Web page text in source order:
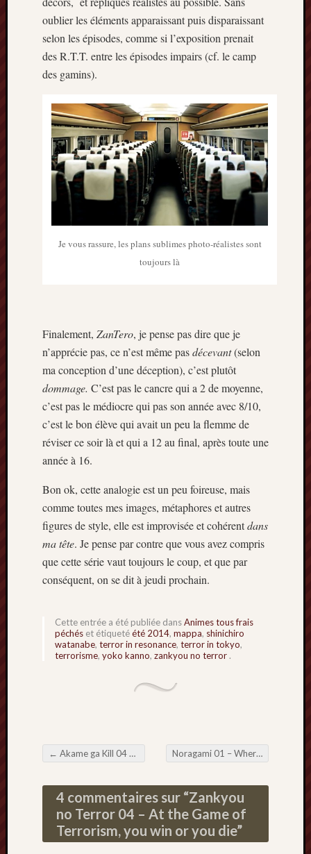
oublier les éléments apparaissant puis disparaissant
selon les épisodes, comme si l’exposition prenait
des R.T.T. entre les épisodes impairs (cf. le camp
des gamins).
Je vous rassure, les plans sublimes photo-réalistes sont
toujours là
Finalement, ZanTero, je pense pas dire que je
n’apprécie pas, ce n’est même pasdécevant(selon
ma conception d’une déception), c’est plutôt
dommage. C’est pas le cancre qui a 2 de moyenne,
c’est pas le médiocre qui pas son année avec 8/10,
c’est le bon élève qui avait un peu la flemme de
réviser ce soir là et qui a 12 au final, après toute une
année à 16.
Bon ok, cette analogie est un peu foireuse, mais
comme toutes mes images, métaphores et autres
figures de style, elle est improvisée et cohérentdans
ma tête. Je pense par contre que vous avez compris
que cette série vaut toujours le coup, et que par
conséquent, on se dit à jeudi prochain.
Cette entrée a été publiée dansAnimes tous frais
péchés et étiquetéété 2014, mappa, shinichiro
watanabe, terror in resonance, terror in tokyo,
terrorisme, yoko kanno, zankyou no terror .
Navigation de l'article
← Akame ga Kill 04 – Psychobilly Freakout Noragami 01 – Where is your god, now ?
4 commentaires sur “Zankyou
no Terror 04 – At the Game of
Terrorism, you win or you die”